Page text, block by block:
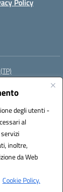
degli utenti -
al
inoltre,
da Web
Cookie Policy.
Policy
S.r.l.